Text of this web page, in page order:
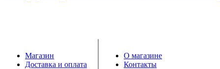
Магазин
Доставка и оплата
О магазине
Контакты